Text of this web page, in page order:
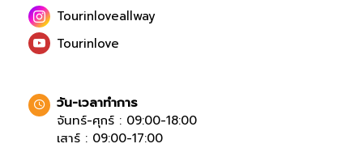
Tourinloveallway
Tourinlove
วัน-เวลาทำการ
จันทร์-ศุกร์ : 09:00-18:00
เสาร์ : 09:00-17:00